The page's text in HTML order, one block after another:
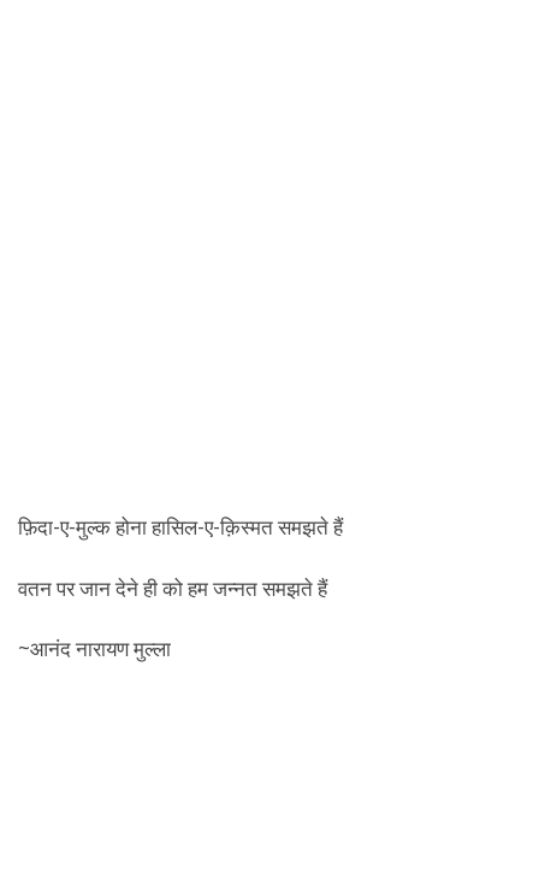
फ़िदा-ए-मुल्क होना हासिल-ए-क़िस्मत समझते हैं
वतन पर जान देने ही को हम जन्नत समझते हैं
~आनंद नारायण मुल्ला